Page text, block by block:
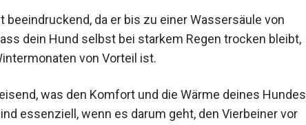
da er bis zu einer Wassersäule von
dein Hund selbst bei starkem Regen trocken bleibt,
von Vorteil ist.
was den Komfort und die Wärme deines Hundes
essenziell, wenn es darum geht, den Vierbeiner vor